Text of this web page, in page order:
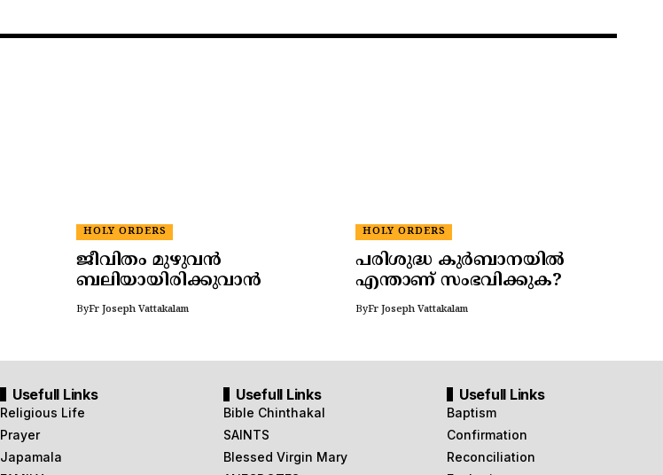
HOLY ORDERS
ജീവിതം മുഴുവൻ
ബലിയായിരിക്കുവാൻ
ByFr Joseph Vattakalam
HOLY ORDERS
പരിശുദ്ധ കുർബാനയിൽ
എന്താണ് സംഭവിക്കുക?
ByFr Joseph Vattakalam
Usefull Links
Religious Life
Prayer
Japamala
Usefull Links
Bible Chinthakal
SAINTS
Blessed Virgin Mary
Usefull Links
Baptism
Confirmation
Reconciliation